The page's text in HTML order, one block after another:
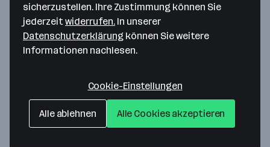
Thern 17
4880 St. Georgen im Attergau— Route berechnen
Webseite
Ansprechperson
sicherzustellen. Ihre Zustimmung können Sie
jederzeit widerrufen. In unserer
Datenschutzerklärung können Sie weitere
Informationen nachlesen.
Cookie-Einstellungen
Alle ablehnen Alle Cookies akzeptieren